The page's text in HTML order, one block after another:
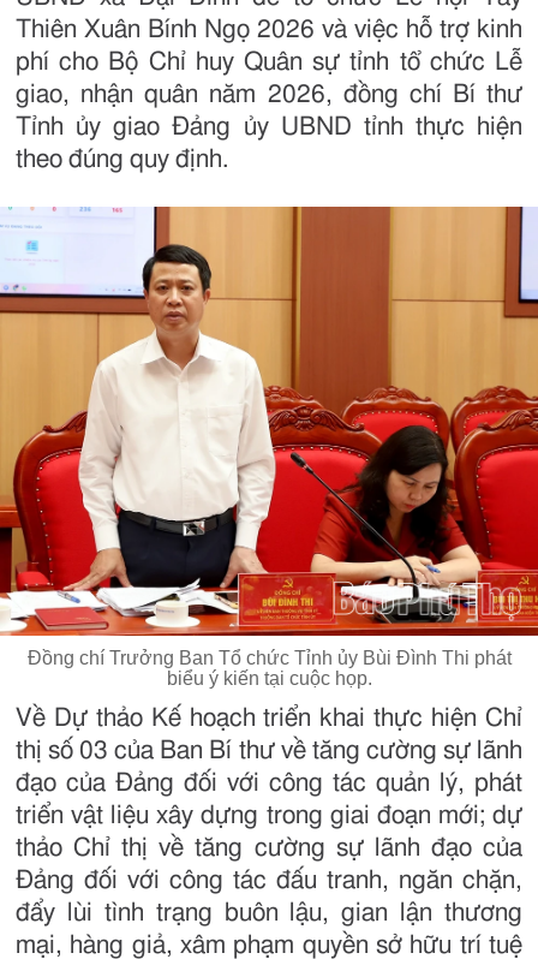
Thiên Xuân Bính Ngọ 2026 và việc hỗ trợ kinh
phí cho Bộ Chỉ huy Quân sự tỉnh tổ chức Lễ
giao, nhận quân năm 2026, đồng chí Bí thư
Tỉnh ủy giao Đảng ủy UBND tỉnh thực hiện
theo đúng quy định.
Đồng chí Trưởng Ban Tổ chức Tỉnh ủy Bùi Đình Thi phát
biểu ý kiến tại cuộc họp.
Về Dự thảo Kế hoạch triển khai thực hiện Chỉ
thị số 03 của Ban Bí thư về tăng cường sự lãnh
đạo của Đảng đối với công tác quản lý, phát
triển vật liệu xây dựng trong giai đoạn mới; dự
thảo Chỉ thị về tăng cường sự lãnh đạo của
Đảng đối với công tác đấu tranh, ngăn chặn,
đẩy lùi tình trạng buôn lậu, gian lận thương
mại, hàng giả, xâm phạm quyền sở hữu trí tuệ